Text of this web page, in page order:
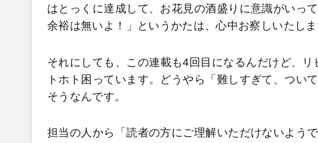
はとっくに達成して、お花見の酒盛りに意識がいっ
余裕は無いよ！」というかたは、心中お察しいたしま
それにしても、この連載も4回目になるんだけど、
トホト困っています。どうやら「難しすぎて、つい
そうなんです。
担当の人から「読者の方にご理解いただけないよう